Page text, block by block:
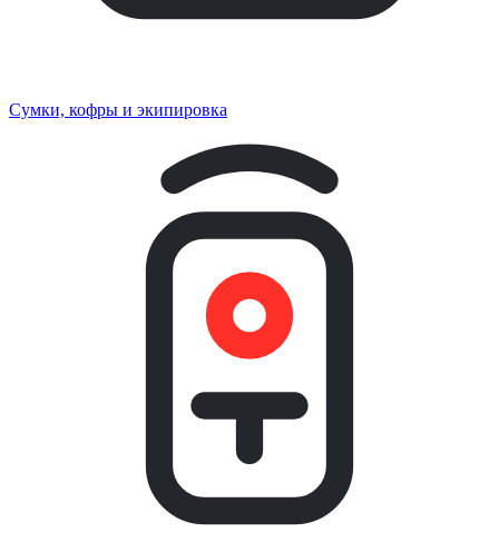
Сумки, кофры и экипировка